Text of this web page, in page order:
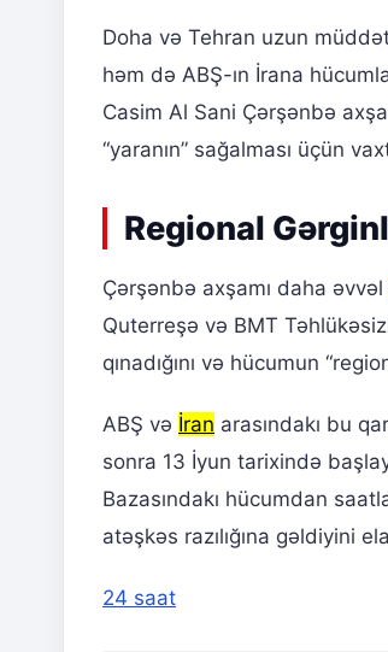
Doha və Tehran uzun
həm də ABŞ-ın İrana
Casim Al Sani Çərşənbə
“yaranın” sağalması üçün
Regional
Çərşənbə axşamı daha əvvəl
Quterreşə və BMT
qınadığını və hücumun
ABŞ və İran arasındakı bu
sonra 13 İyun tarixində
Bazasındakı hücumdan
atəşkəs razılığına gəldiyini
24 saat